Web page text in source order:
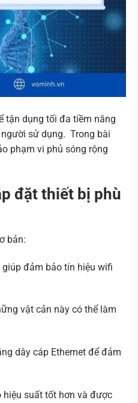
tận dụng tối đa tiềm năng
sử dụng. Trong bài
phạm vi phủ sóng rộng
đặt thiết bị phù
bản:
đảm bảo tín hiệu wifi
vật cản này có thể làm
dây cáp Ethernet để đảm
hiệu suất tốt hơn và được